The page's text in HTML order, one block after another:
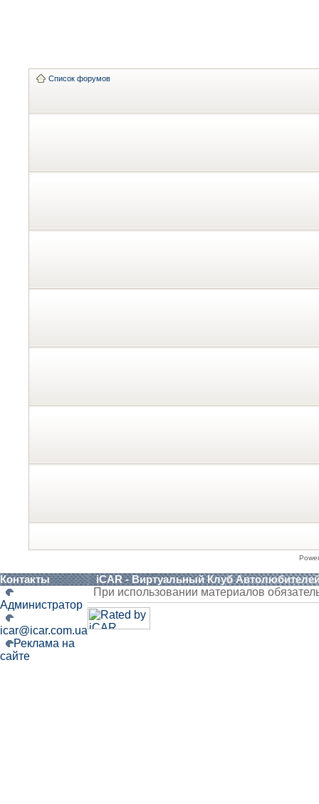
Список форумов
Контакты iCAR - Виртуальный Клуб
Администратор
icar@icar.com.ua
Реклама на
сайте
При использовании материалов